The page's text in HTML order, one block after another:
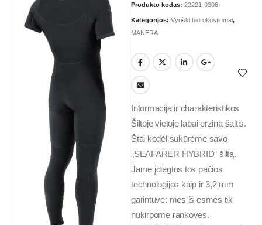
Produkto kodas: 22221-0306
Kategorijos: Vyriški hidrokostiumai,
MANERA
Informacija ir charakteristikos
Šiltoje vietoje labai erzina šaltis.
Štai kodėl sukūrėme savo
„SEAFARER HYBRID“ šiltą.
Jame įdiegtos tos pačios
technologijos kaip ir 3,2 mm
garintuve: mes iš esmės tik
nukirpome rankoves.